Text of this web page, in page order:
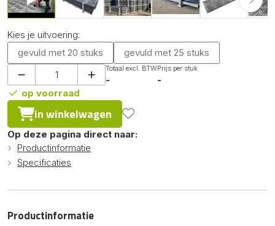
Kies je uitvoering:
gevuld met 20 stuks
gevuld met 25 stuks
Totaal excl. BTW
-
Prijs per stuk
-
op voorraad
in winkelwagen
Op deze pagina direct naar:
Productinformatie
Specificaties
Productinformatie